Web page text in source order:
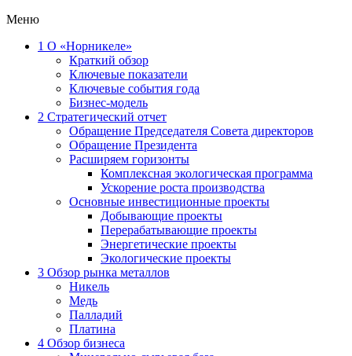
Меню
1 О «Норникеле»
Краткий обзор
Ключевые показатели
Ключевые события года
Бизнес-модель
2 Стратегический отчет
Обращение Председателя Совета директоров
Обращение Президента
Расширяем горизонты
Комплексная экологическая программа
Ускорение роста производства
Основные инвестиционные проекты
Добывающие проекты
Перерабатывающие проекты
Энергетические проекты
Экологические проекты
3 Обзор рынка металлов
Никель
Медь
Палладий
Платина
4 Обзор бизнеса